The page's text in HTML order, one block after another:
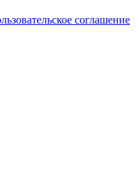
соглашение